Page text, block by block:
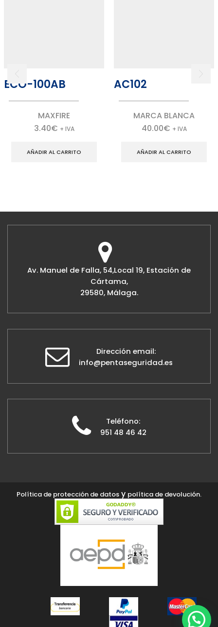
ECO-100AB
MAXFIRE
3.40€ + IVA
AÑADIR AL CARRITO
AC102
MARCA BLANCA
40.00€ + IVA
AÑADIR AL CARRITO
Av. Manuel de Falla, 54,Local 19, Estación de
Cártama,
29580, Málaga.
Dirección email:
info@pentaseguridad.es
Teléfono:
951 48 46 42
Política de protección de datos y política de devolución.